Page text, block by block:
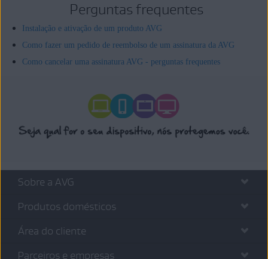
Perguntas frequentes
Instalação e ativação de um produto AVG
Como fazer um pedido de reembolso de um assinatura da AVG
Como cancelar uma assinatura AVG - perguntas frequentes
Sobre a AVG
Produtos domésticos
Área do cliente
Parceiros e empresas